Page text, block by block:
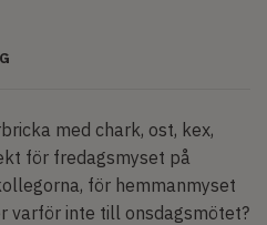
med chark, ost, kex,
för fredagsmyset på
för hemmanmyset
varför inte till onsdagsmötet?